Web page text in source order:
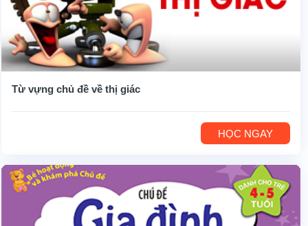
Từ vựng chủ đề về thị giác
HỌC NGAY